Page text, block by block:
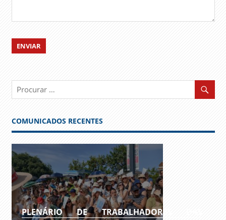
COMUNICADOS RECENTES
PLENÁRIO DE TRABALHADORES DAS